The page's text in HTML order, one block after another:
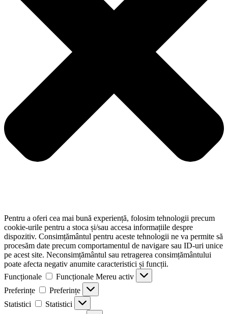
Pentru a oferi cea mai bună experiență, folosim tehnologii precum
cookie-urile pentru a stoca și/sau accesa informațiile despre
dispozitiv. Consimțământul pentru aceste tehnologii ne va permite să
procesăm date precum comportamentul de navigare sau ID-uri unice
pe acest site. Neconsimțământul sau retragerea consimțământului
poate afecta negativ anumite caracteristici și funcții.
Funcționale
Funcționale Mereu activ
Preferințe
Preferințe
Statistici
Statistici